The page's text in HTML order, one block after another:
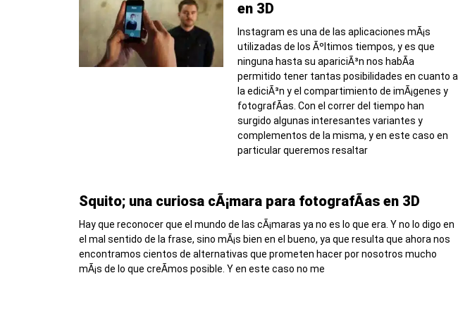
en 3D
Instagram es una de las aplicaciones mÃ¡s
utilizadas de los Ãºltimos tiempos, y es que
ninguna hasta su apariciÃ³n nos habÃ­a
permitido tener tantas posibilidades en cuanto a
la ediciÃ³n y el compartimiento de imÃ¡genes y
fotografÃ­as. Con el correr del tiempo han
surgido algunas interesantes variantes y
complementos de la misma, y en este caso en
particular queremos resaltar
Squito; una curiosa cÃ¡mara para fotografÃ­as en 3D
Hay que reconocer que el mundo de las cÃ¡maras ya no es lo que era. Y no lo digo en
el mal sentido de la frase, sino mÃ¡s bien en el bueno, ya que resulta que ahora nos
encontramos cientos de alternativas que prometen hacer por nosotros mucho
mÃ¡s de lo que creÃ­mos posible. Y en este caso no me